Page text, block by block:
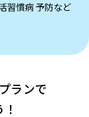
習慣病 予防など
ランで